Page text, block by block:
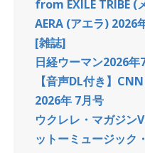
from EXILE TRIBE (
AERA (アエラ) 2026
[雑誌]
日経ウーマン2026年
【音声DL付き】
2026年 7月号
ウクレレ・マガジン
ットーミュージック